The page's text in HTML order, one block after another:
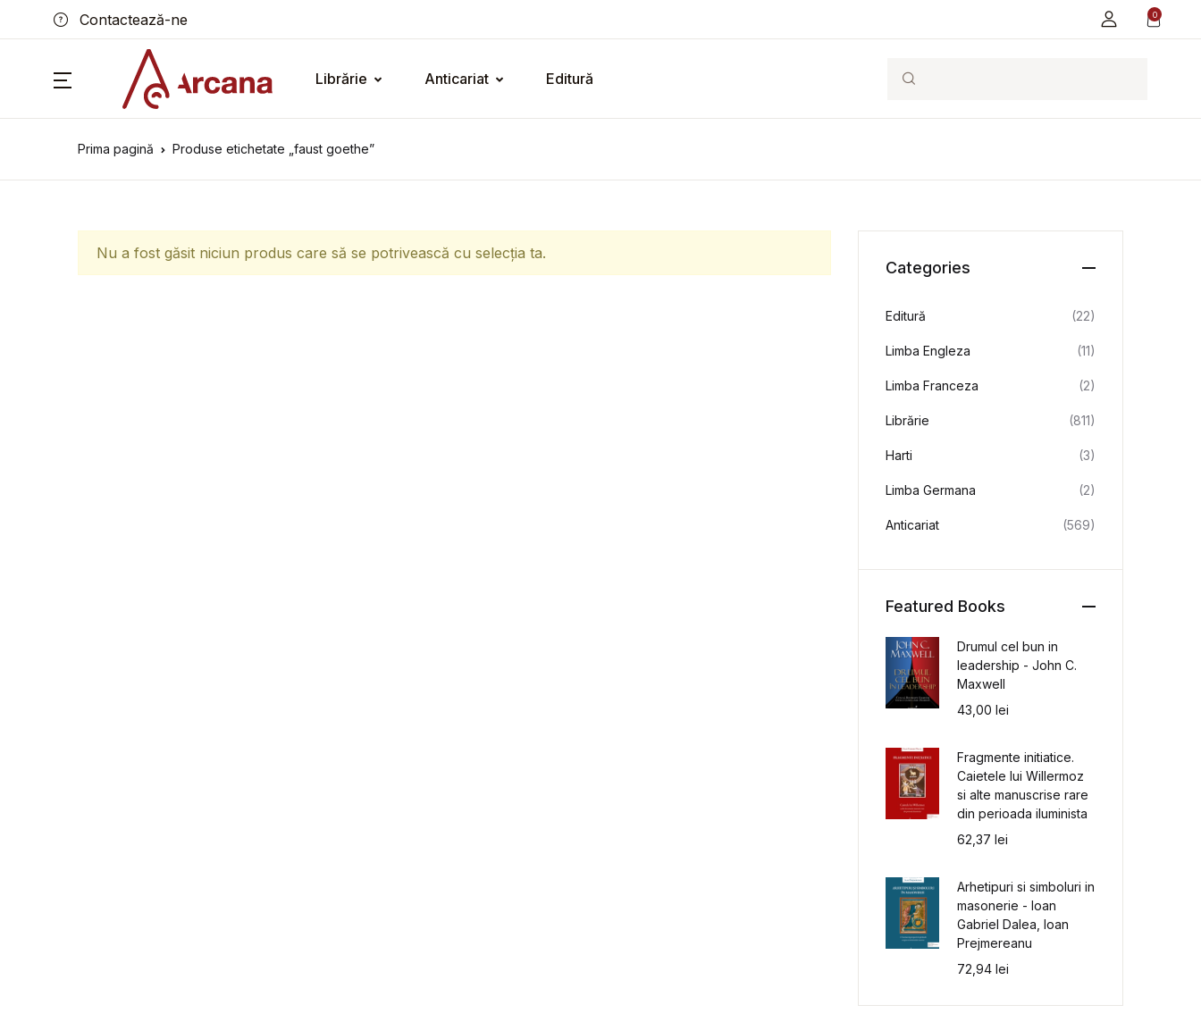
Contactează-ne 0
Librărie Anticariat Editură Search
Prima pagină Produse etichetate „faust goethe”
Nu a fost găsit niciun produs care să se potrivească cu selecția ta.
Categories
Editură (22)
Limba Engleza (11)
Limba Franceza (2)
Librărie (811)
Harti (3)
Limba Germana (2)
Anticariat (569)
Featured Books
Drumul cel bun in
leadership - John C.
Maxwell
43,00lei
Fragmente initiatice.
Caietele lui Willermoz
si alte manuscrise rare
din perioada iluminista
62,37lei
Arhetipuri si simboluri in
masonerie - Ioan
Gabriel Dalea, Ioan
Prejmereanu
72,94lei